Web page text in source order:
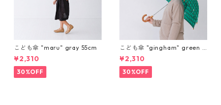
こども傘 "maru" gray 55cm
¥2,310
30%OFF
こども傘 "gingham" green 5
5cm
¥2,310
30%OFF